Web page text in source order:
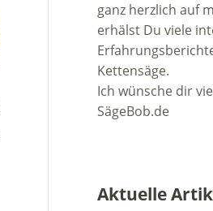
ganz herzlich auf
erhälst Du viele
Kettensäge.
Ich wünsche dir
SägeBob.de
Aktuelle